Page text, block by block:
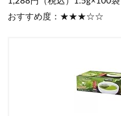
おすすめ度：★★★☆☆